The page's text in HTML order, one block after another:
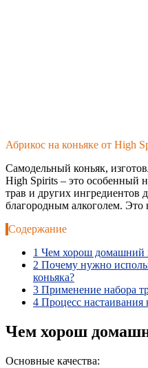
Абрикос на коньяке от High
Самодельный коньяк,
High Spirits – это особенный
трав и других ингредиентов
благородным алкоголем. Это
Содержание
1 Чем хорош домашний
2 Почему нужно
коньяка?
3 Применение набора
4 Процесс настаивания
Чем хорош
Основные качества: